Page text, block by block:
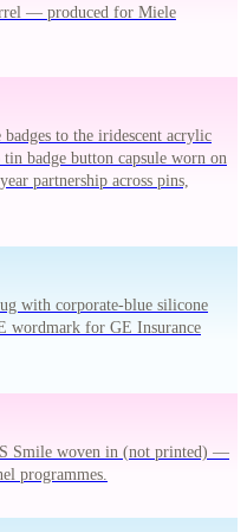
— produced for Miele
to the iridescent acrylic
badge button capsule worn on
partnership across pins,
with corporate-blue silicone
wordmark for GE Insurance
Smile woven in (not printed) —
programmes.